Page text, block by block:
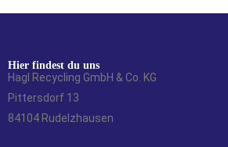
Hier findest du uns
Hagl Recycling GmbH & Co. KG
Pittersdorf 13
84104 Rudelzhausen